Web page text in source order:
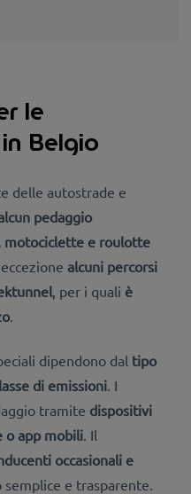
le
Belgio
delle autostrade e
pedaggio
e roulotte
eccezione alcuni percorsi
, per i quali è
.
dipendono dal tipo
di emissioni. I
tramite dispositivi
o app mobili. Il
occasionali e
semplice e trasparente.